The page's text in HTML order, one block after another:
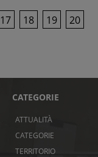
17 18 19
20
CATEGORIE
ATTUALITÀ
CATEGORIE
TERRITORIO